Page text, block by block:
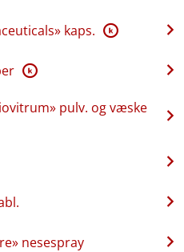
kaps. K
K
pulv. og væske
nesespray